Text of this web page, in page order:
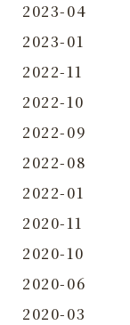
2023-04
2023-01
2022-11
2022-10
2022-09
2022-08
2022-01
2020-11
2020-10
2020-06
2020-03